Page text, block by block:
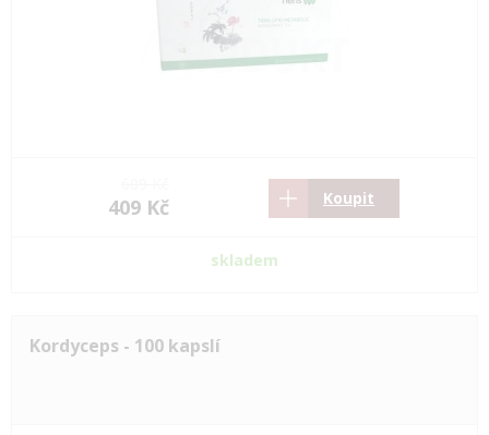
409 Kč Koupit
skladem
Kordyceps - 100 kapslí